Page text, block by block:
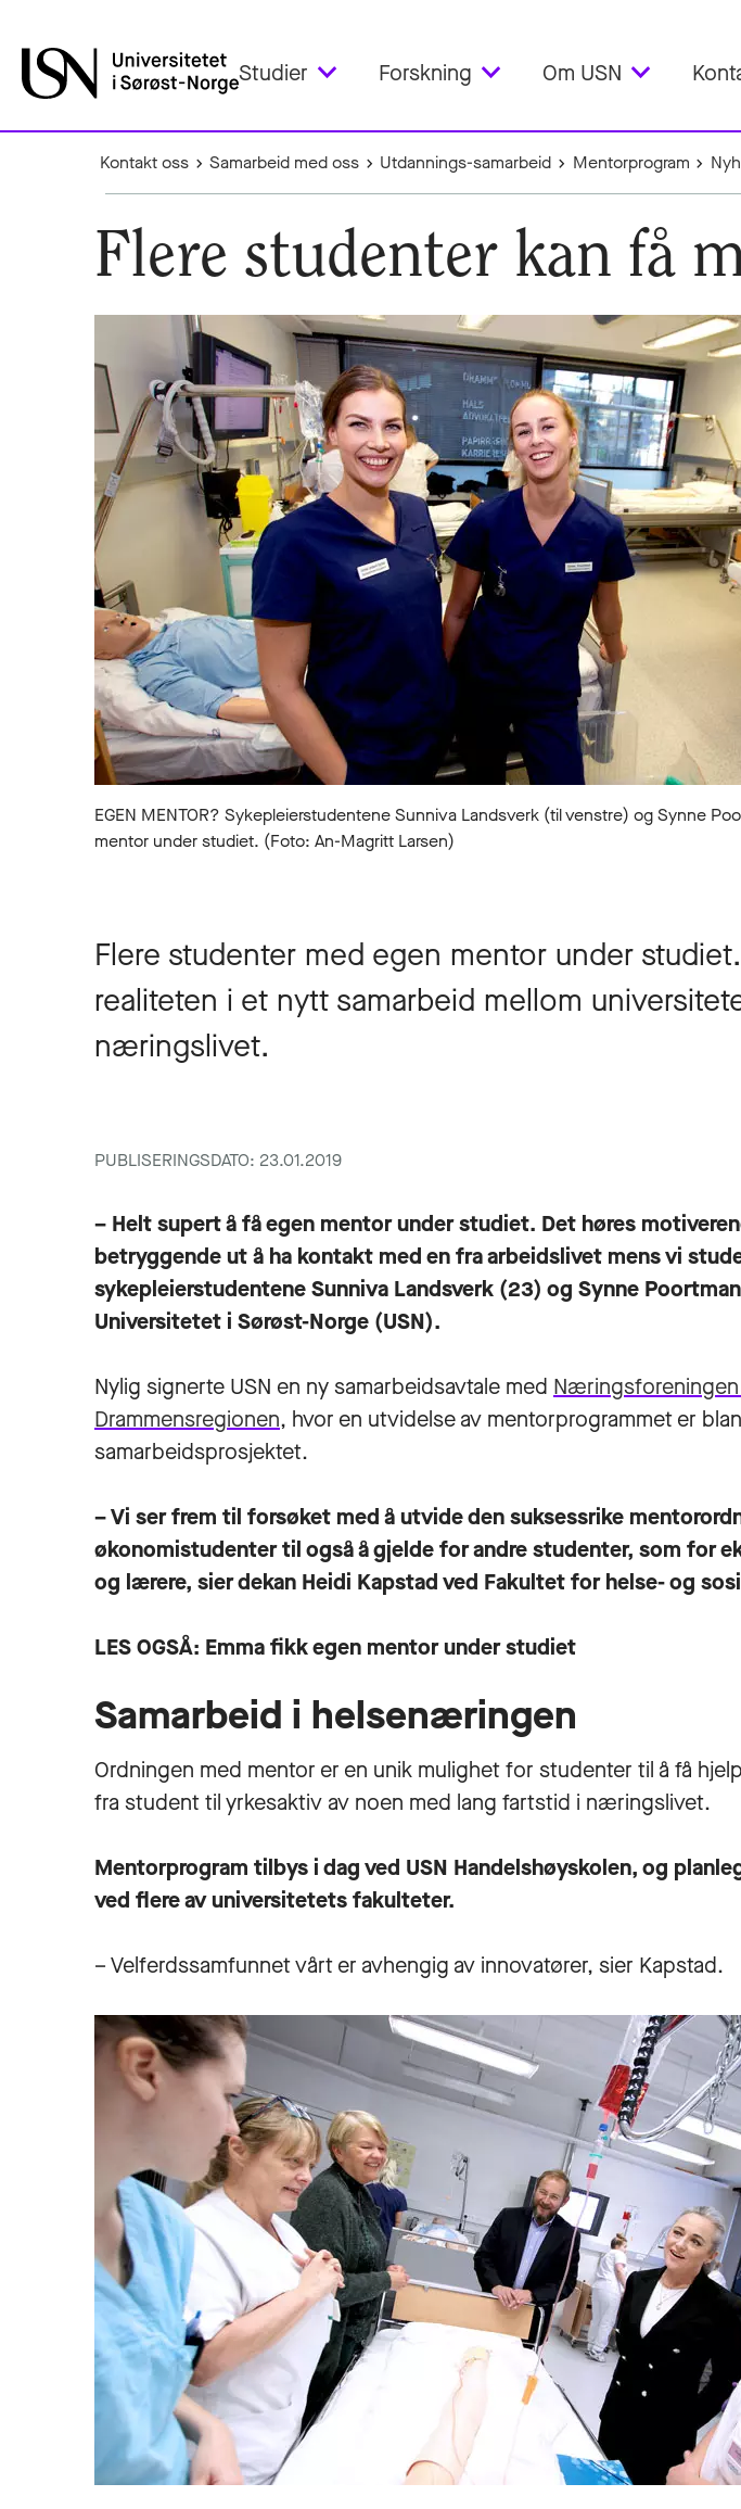
Studier Forskning Om USN
Kontakt oss Samarbeid med oss Utdannings-samarbeid Mentorprogram
Flere studenter kan få
EGEN MENTOR? Sykepleierstudentene Sunniva Landsverk (til venstre) og Synne
mentor under studiet. (Foto: An-Magritt Larsen)
Flere studenter med egen mentor under
realiteten i et nytt samarbeid mellom
næringslivet.
PUBLISERINGSDATO: 23.01.2019
– Helt supert å få egen mentor under studiet. Det høres
betryggende ut å ha kontakt med en fra arbeidslivet mens vi
sykepleierstudentene Sunniva Landsverk (23) og Synne
Universitetet i Sørøst-Norge (USN).
Nylig signerte USN en ny samarbeidsavtale med
Drammensregionen, hvor en utvidelse av mentorprogrammet er
samarbeidsprosjektet.
– Vi ser frem til forsøket med å utvide den suksessrike
økonomistudenter til også å gjelde for andre studenter, som for
og lærere, sier dekan Heidi Kapstadved Fakultet for helse- og
LES OGSÅ: Emma fikk egen mentor under studiet
Samarbeid i helsenæringen
Ordningen med mentor er en unik mulighet for studenter til å få
fra student til yrkesaktiv av noen med lang fartstid i næringslivet.
Mentorprogram tilbys i dag ved USN Handelshøyskolen, og
ved flere av universitetets fakulteter.
– Velferdssamfunnet vårt er avhengig av innovatører, sier Kapstad.